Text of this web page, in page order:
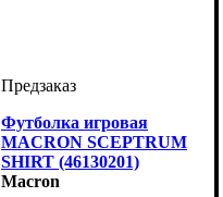
Футболка игровая
MACRON SCEPTRUM
SHIRT (46130201)
Macron